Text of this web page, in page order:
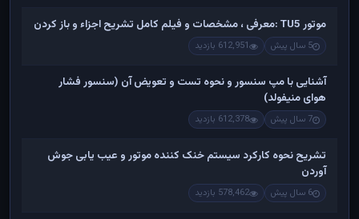
موتور TU5 :معرفی ، مشخصات و فیلم کامل تشریح اجزاء و باز کردن
5 سال پیش 612,951 بازدید
آشنایی با مپ سنسور و نحوه تست و تعویض آن (سنسور فشار
هوای منیفولد)
7 سال پیش 612,378 بازدید
تشریح نحوه کارکرد سیستم خنک کننده موتور و عیب یابی جوش
آوردن
6 سال پیش 578,462 بازدید